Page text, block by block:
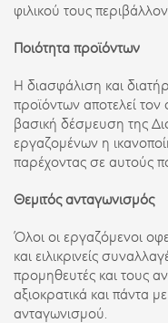
φιλικού τους
Ποιότητα προϊόντων
Η διασφάλιση και
προϊόντων αποτελεί τον
βασική δέσμευση της
εργαζομένων η
παρέχοντας σε αυτούς
Θεμιτός ανταγωνισμός
Όλοι οι εργαζόμενοι
και ειλικρινείς
προμηθευτές και τους
αξιοκρατικά και πάντα
ανταγωνισμού.